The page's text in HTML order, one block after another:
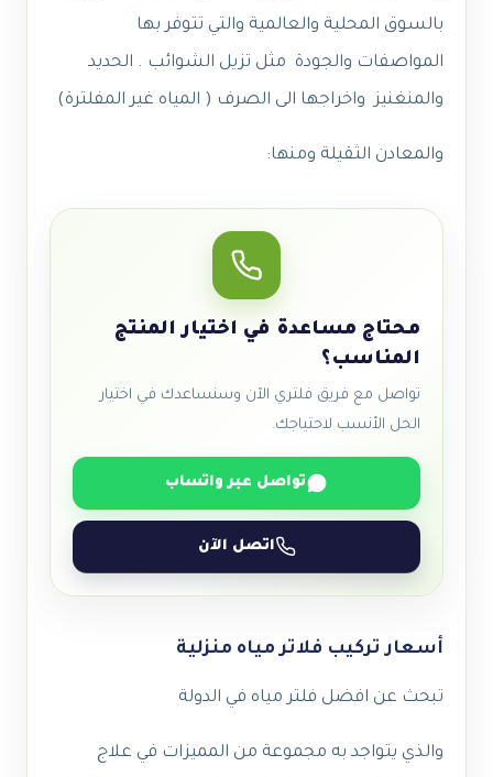
بالسوق المحلية والعالمية والتي تتوفر بها
المواصفات والجودة مثل تزيل الشوائب . الحديد
والمنغنيز واخراجها الى الصرف ( المياه غير المفلترة)
والمعادن الثقيلة ومنها:
محتاج مساعدة في اختيار المنتج
المناسب؟
تواصل مع فريق فلتري الآن وسنساعدك في اختيار
الحل الأنسب لاحتياجك.
تواصل عبر واتساب
اتصل الآن
أسعار تركيب فلاتر مياه منزلية
تبحث عن افضل فلتر مياه في الدولة
والذي يتواجد به مجموعة من المميزات في علاج